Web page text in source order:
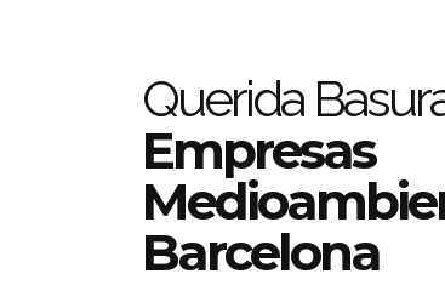
Querida
Empresas
Barcelona